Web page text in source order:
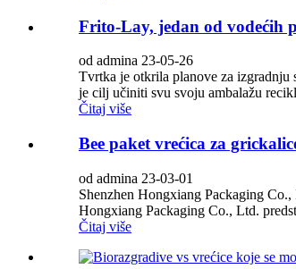
Frito-Lay, jedan od vodećih
od admina 23-05-26
Tvrtka je otkrila planove za izgradnju
je cilj učiniti svu svoju ambalažu
Čitaj više
Bee paket vrećica za
od admina 23-03-01
Shenzhen Hongxiang Packaging
Hongxiang Packaging Co., Ltd.
Čitaj više